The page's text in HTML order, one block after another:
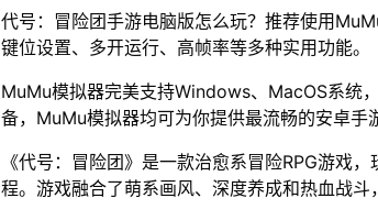
代号：冒险团手游电脑版怎么玩？推荐使用
键位设置、多开运行、高帧率等多种实用功能。
MuMu模拟器完美支持Windows、MacOS系统
备，MuMu模拟器均可为你提供最流畅的安卓手
《代号：冒险团》是一款治愈系冒险RPG游戏
程。游戏融合了萌系画风、深度养成和热血战斗